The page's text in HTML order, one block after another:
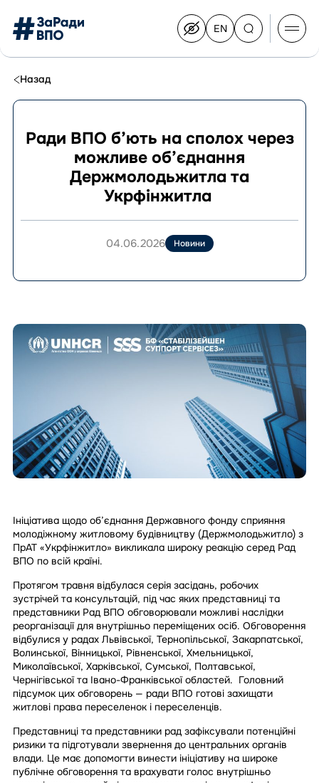
Switch
English
EN
Про Конгрес
Склад Конгресу
Приєднатися до Конгресу
Новини
Назад
Ради ВПО б’ють на сполох через
можливе об’єднання
Держмолодьжитла та
Укрфінжитла
04.06.2026 Новини
Ініціатива щодо об’єднання Державного фонду сприяння
молодіжному житловому будівництву (Держмолодьжитло) з
ПрАТ «Укрфінжитло» викликала широку реакцію серед Рад
ВПО по всій країні.
Протягом травня відбулася серія засідань, робочих
зустрічей та консультацій, під час яких представниці та
представники Рад ВПО обговорювали можливі наслідки
реорганізації для внутрішньо переміщених осіб. Обговорення
відбулися у радах Львівської, Тернопільської, Закарпатської,
Волинської, Вінницької, Рівненської, Хмельницької,
Миколаївської, Харківської, Сумської, Полтавської,
Чернігівської та Івано-Франківської областей. Головний
підсумок цих обговорень — ради ВПО готові захищати
житлові права переселенок і переселенців.
Представниці та представники рад зафіксували потенційні
ризики та підготували звернення до центральних органів
влади. Це має допомогти винести ініціативу на широке
публічне обговорення та врахувати голос внутрішньо